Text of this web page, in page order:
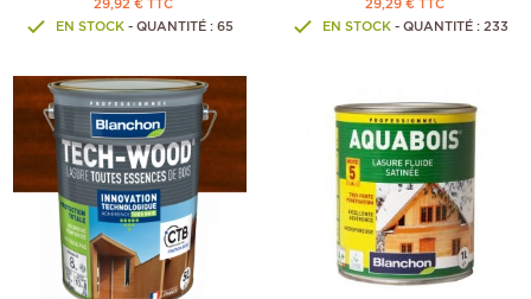
29,92 € TTC
EN STOCK- QUANTITÉ : 65
29,29 € TTC
EN STOCK - QUANTITÉ : 233